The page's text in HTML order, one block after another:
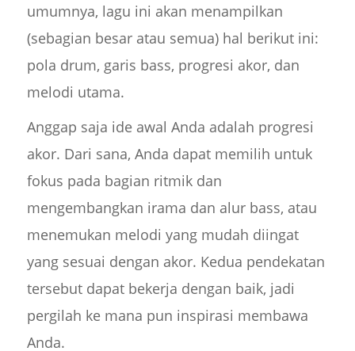
umumnya, lagu ini akan menampilkan
(sebagian besar atau semua) hal berikut ini:
pola drum, garis bass, progresi akor, dan
melodi utama.
Anggap saja ide awal Anda adalah progresi
akor. Dari sana, Anda dapat memilih untuk
fokus pada bagian ritmik dan
mengembangkan irama dan alur bass, atau
menemukan melodi yang mudah diingat
yang sesuai dengan akor. Kedua pendekatan
tersebut dapat bekerja dengan baik, jadi
pergilah ke mana pun inspirasi membawa
Anda.